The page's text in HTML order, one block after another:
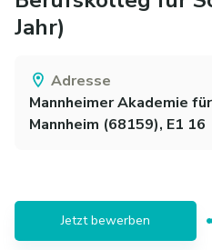
Jahr)
Adresse
Mannheimer Akademie
Mannheim (68159), E1 16
Jetzt bewerben